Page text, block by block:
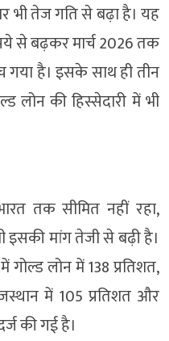
भी तेज गति से बढ़ा है। यह
से बढ़कर मार्च 2026 तक
है। इसके साथ ही तीन
की हिस्सेदारी में भी
तक सीमित नहीं रहा,
इसकी मांग तेजी से बढ़ी है।
गोल्ड लोन में 138 प्रतिशत,
में 105 प्रतिशत और
की गई है।